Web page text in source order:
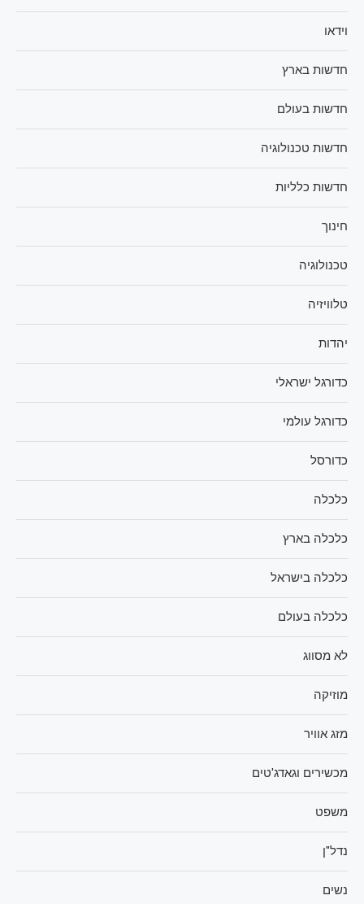
וידאו
חדשות בארץ
חדשות בעולם
חדשות טכנולוגיה
חדשות כלליות
חינוך
טכנולוגיה
טלוויזיה
יהדות
כדורגל ישראלי
כדורגל עולמי
כדורסל
כלכלה
כלכלה בארץ
כלכלה בישראל
כלכלה בעולם
לא מסווג
מוזיקה
מזג אוויר
מכשירים וגאדג'טים
משפט
נדל"ן
נשים